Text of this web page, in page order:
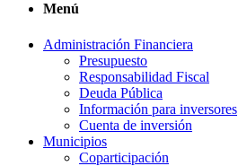
Menú
Administración Financiera
Presupuesto
Responsabilidad Fiscal
Deuda Pública
Información para inversores
Cuenta de inversión
Municipios
Coparticipación